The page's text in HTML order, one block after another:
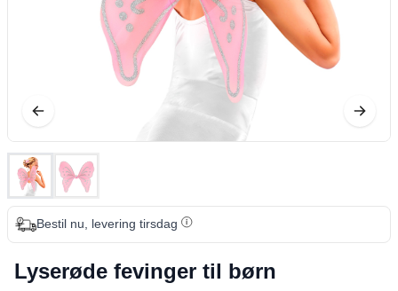
Bestil nu, levering tirsdag
Lyserøde fevinger til børn